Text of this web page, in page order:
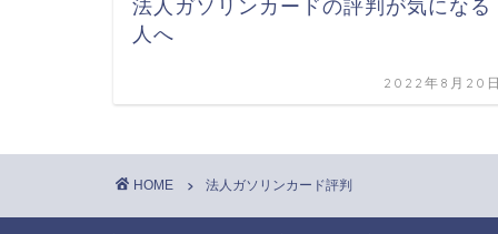
法人ガソリンカードの評判が気になる
人へ
2022年8月20
HOME 法人ガソリンカード評判